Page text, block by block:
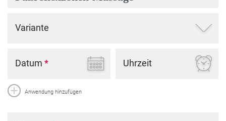
Variante
Datum * Uhrzeit
Anwendung hinzufügen